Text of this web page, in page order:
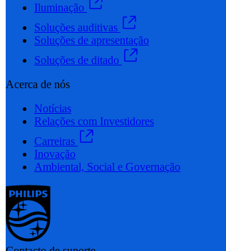
Iluminação
Soluções auditivas
Soluções de apresentação
Soluções de ditado
Acerca de nós
Notícias
Relações com Investidores
Carreiras
Inovação
Ambiental, Social e Governação